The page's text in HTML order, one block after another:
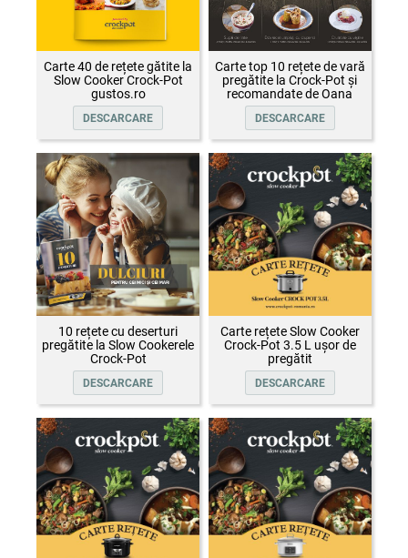
Carte 40 de rețete gătite la
Slow Cooker Crock-Pot
gustos.ro
DESCARCARE
Carte top 10 rețete de vară
pregătite la Crock-Pot și
recomandate de Oana
Țepelin
DESCARCARE
10 rețete cu deserturi
pregătite la Slow Cookerele
Crock-Pot
DESCARCARE
Carte rețete Slow Cooker
Crock-Pot 3.5 L ușor de
pregătit
DESCARCARE